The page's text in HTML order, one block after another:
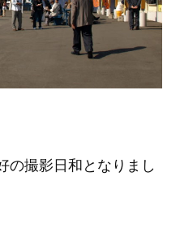
の撮影日和となりまし